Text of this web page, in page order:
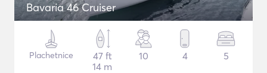
Bavaria 46 Cruiser
Plachetnice
47 ft
14 m
10 4 5